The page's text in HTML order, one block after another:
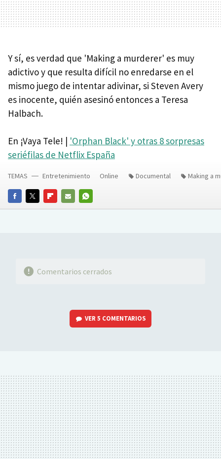
Y sí, es verdad que 'Making a murderer' es muy
adictivo y que resulta difícil no enredarse en el
mismo juego de intentar adivinar, si Steven Avery
es inocente, quién asesinó entonces a Teresa
Halbach.
En ¡Vaya Tele! | 'Orphan Black' y otras 8 sorpresas
seriéfilas de Netflix España
FACEBOOKTWITTERFLIPBOARD
E-
WHATSAPP
TEMAS Entretenimiento Online Documental Making a
Comentarios cerrados
VER5 COMENTARIOS